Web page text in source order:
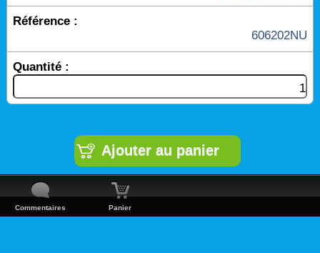
Référence :
606202NU
Quantité :
Commentaires Panier